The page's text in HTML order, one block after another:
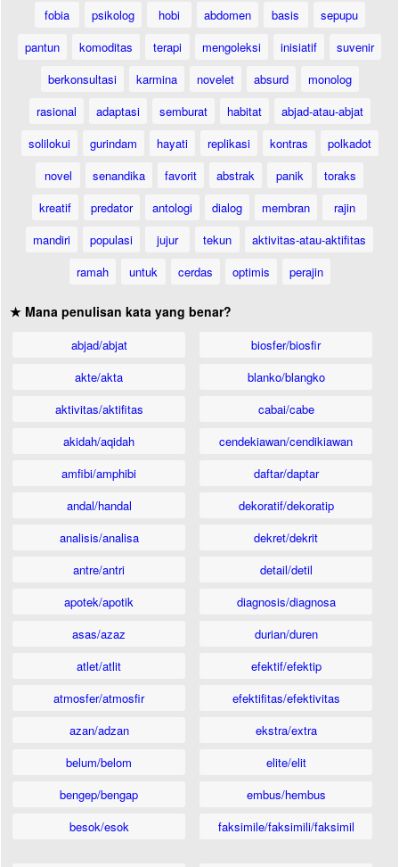
fobia psikolog hobi abdomen basis
sepupu
pantun
komoditas terapi mengoleksi inisiatif
suvenir
berkonsultasi
karmina novelet absurd
monolog
rasional
adaptasi semburat habitat
abjad-atau-abjat
solilokui
gurindam hayati replikasi kontras
polkadot
novel
senandika favorit abstrak panik
toraks
kreatif
predator antologi dialog membran
rajin
mandiri
populasi jujur tekun
aktivitas-atau-aktifitas
ramah
untuk cerdas optimis perajin
★ Mana penulisan kata yang benar?
abjad/abjat
akte/akta
aktivitas/aktifitas
akidah/aqidah
amfibi/amphibi
andal/handal
analisis/analisa
antre/antri
apotek/apotik
asas/azaz
atlet/atlit
atmosfer/atmosfir
azan/adzan
belum/belom
bengep/bengap
besok/esok
biosfer/biosfir
blanko/blangko
cabai/cabe
cendekiawan/cendikiawan
daftar/daptar
dekoratif/dekoratip
dekret/dekrit
detail/detil
diagnosis/diagnosa
durian/duren
efektif/efektip
efektifitas/efektivitas
ekstra/extra
elite/elit
embus/hembus
faksimile/faksimili/faksimil